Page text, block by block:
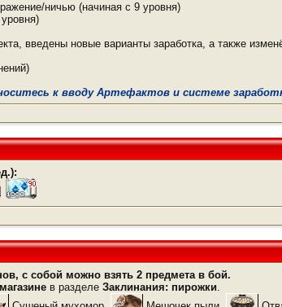
ничью (начиная с 9 уровня)
введены новые варианты заработка, а также
к вводу Артефактов и системе
с собой можно взять 2 предмета в бой.
в разделеЗаклинания: пирожки.